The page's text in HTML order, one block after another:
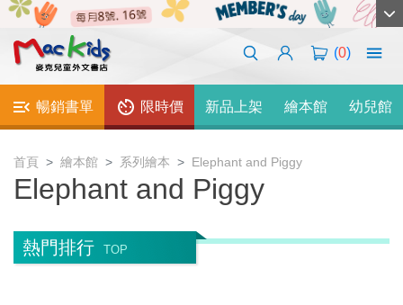
(0)
暢銷書單 限時價 新品上架 繪本館 幼兒館
首頁 繪本館 系列繪本 Elephant and Piggy
Elephant and Piggy
熱門排行 TOP